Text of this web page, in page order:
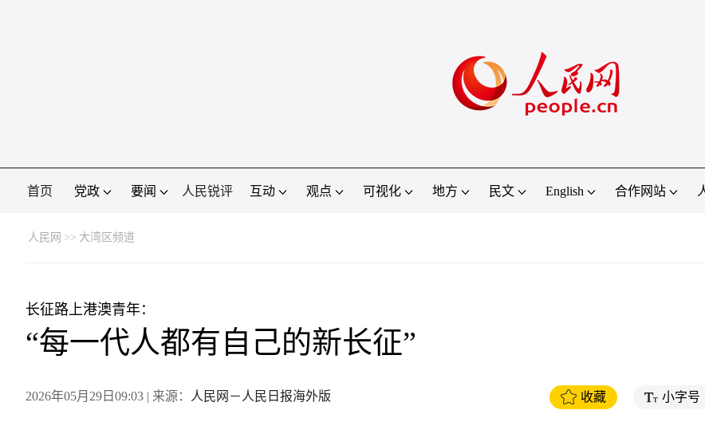
首页 党政 要闻 人民锐评 互动 观点 可视化 地方 民文 English 合作网站
人民网 >> 大湾区频道
长征路上港澳青年：
“每一代人都有自己的新长征”
2026年05月29日09:03 | 来源： 人民网－人民日报海外版 收藏 小字号